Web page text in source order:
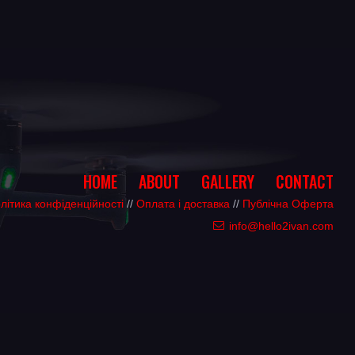
HOME ABOUT GALLERY CONTACT
конфіденційності // Оплата і доставка // Публічна Оферта
info@hello2ivan.com